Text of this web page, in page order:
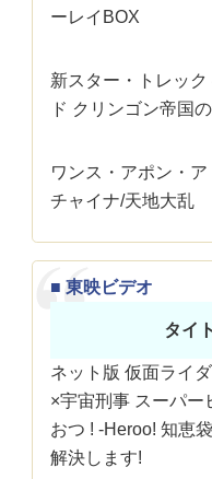
ーレイBOX
新スター・トレッ
ド クリンゴン帝国
ワンス・アポン・ア
チャイナ/天地大乱
■ 東映ビデオ
タイ
ネット版 仮面ライ
×宇宙刑事 スーパー
おつ ! ‐Heroo! 知恵
解決します!